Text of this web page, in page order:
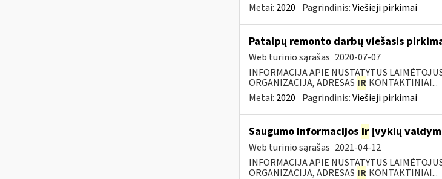
Metai: 2020 Pagrindinis:Viešieji pirkimai
Patalpų remonto darbų viešasis
Web turinio sąrašas 2020-07-07
INFORMACIJA APIE NUSTATYTUS
ORGANIZACIJA, ADRESAS IR KONTAKTINIAI...
Metai: 2020 Pagrindinis:Viešieji pirkimai
Saugumo informacijos irįvykių
Web turinio sąrašas 2021-04-12
INFORMACIJA APIE NUSTATYTUS
ORGANIZACIJA, ADRESAS IR KONTAKTINIAI...